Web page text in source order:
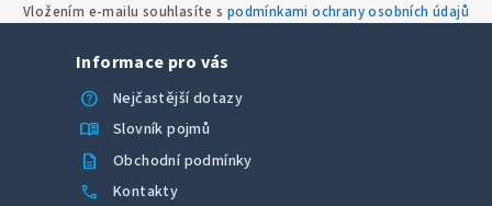
Vložením e-mailu souhlasíte s podmínkami ochrany osobních údajů
Informace pro vás
help
Nejčastější dotazy
menu_book Slovník pojmů
description Obchodní podmínky
call Kontakty